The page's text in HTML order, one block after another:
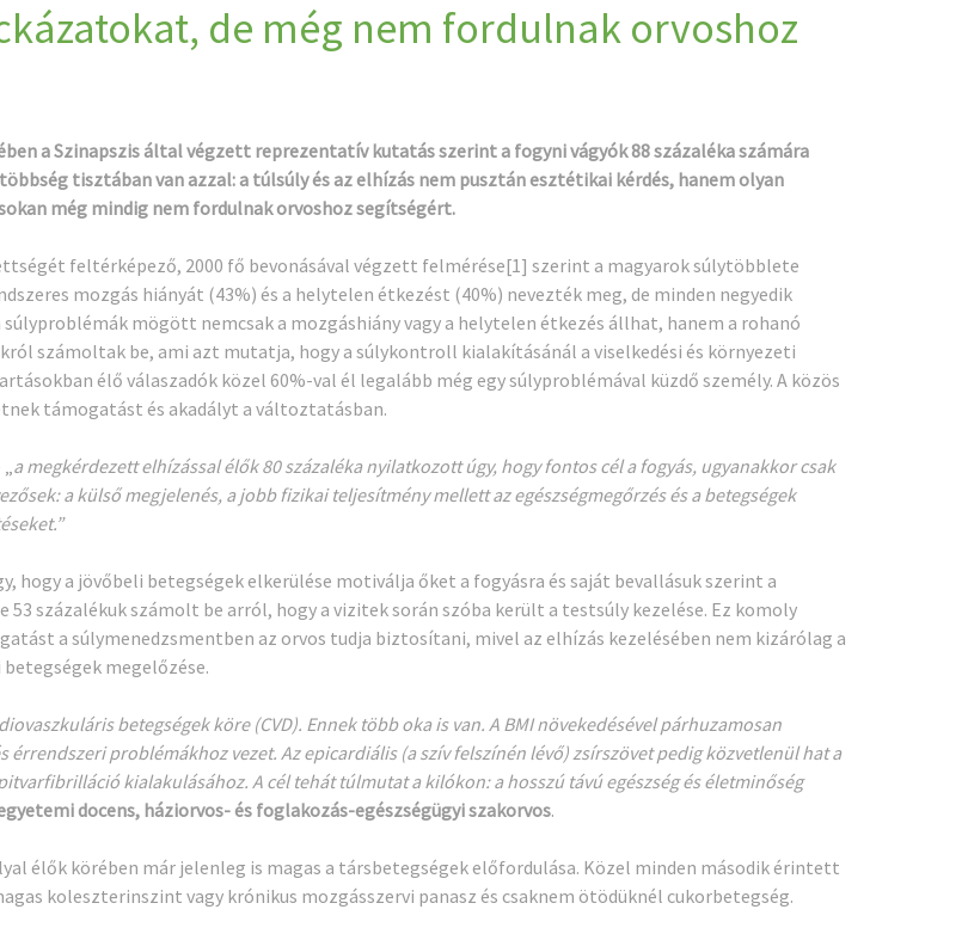
de még nem fordulnak orvoshoz
a Szinapszis által végzett reprezentatív kutatás szerint a fogyni vágyók 88 százaléka számára
tisztában van azzal: a túlsúly és az elhízás nem pusztán esztétikai kérdés, hanem olyan
még mindig nem fordulnak orvoshoz segítségért.
feltérképező, 2000 fő bevonásával végzett felmérése[1] szerint a magyarok súlytöbblete
mozgás hiányát (43%) és a helytelen étkezést (40%) nevezték meg, de minden negyedik
mögött nemcsak a mozgáshiány vagy a helytelen étkezés állhat, hanem a rohanó
számoltak be, ami azt mutatja, hogy a súlykontroll kialakításánál a viselkedési és környezeti
élő válaszadók közel 60%-val él legalább még egy súlyproblémával küzdő személy. A közös
támogatást és akadályt a változtatásban.
a megkérdezett elhízással élők 80 százaléka nyilatkozott úgy, hogy fontos cél a fogyás, ugyanakkor csak
a külső megjelenés, a jobb fizikai teljesítmény mellett az egészségmegőrzés és a betegségek
hogy a jövőbeli betegségek elkerülése motiválja őket a fogyásra és saját bevallásuk szerint a
százalékuk számolt be arról, hogy a vizitek során szóba került a testsúly kezelése. Ez komoly
a súlymenedzsmentben az orvos tudja biztosítani, mivel az elhízás kezelésében nem kizárólag a
megelőzése.
betegségek köre (CVD). Ennek több oka is van. A BMI növekedésével párhuzamosan
problémákhoz vezet. Az epicardiális (a szív felszínén lévő) zsírszövet pedig közvetlenül hat a
kialakulásához. A cél tehát túlmutat a kilókon: a hosszú távú egészség és életminőség
docens, háziorvos- és foglakozás-egészségügyi szakorvos.
élők körében már jelenleg is magas a társbetegségek előfordulása. Közel minden második érintett
koleszterinszint vagy krónikus mozgásszervi panasz és csaknem ötödüknél cukorbetegség.